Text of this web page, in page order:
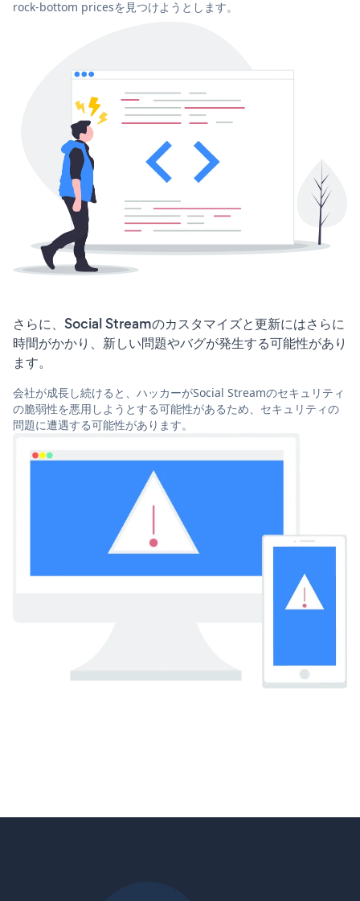
rock-bottom pricesを見つけようとします。
さらに、Social Streamのカスタマイズと更新にはさらに
時間がかかり、新しい問題やバグが発生する可能性があり
ます。
会社が成長し続けると、ハッカーがSocial Streamのセキュリティ
の脆弱性を悪用しようとする可能性があるため、セキュリティの
問題に遭遇する可能性があります。